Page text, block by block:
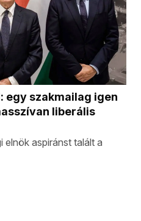
egy szakmailag igen
liberális
elnök aspiránst talált a